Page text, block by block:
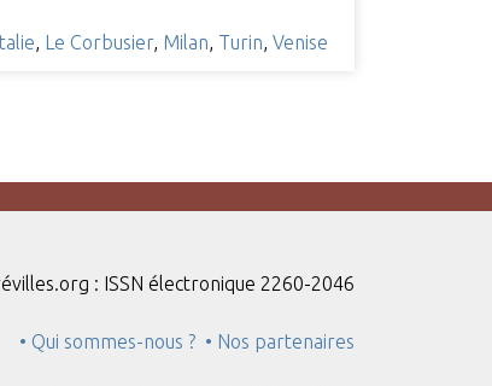
Le Corbusier, Milan Turin Venise
: ISSN électronique 2260-2046
• Qui sommes-nous ? • Nos partenaires